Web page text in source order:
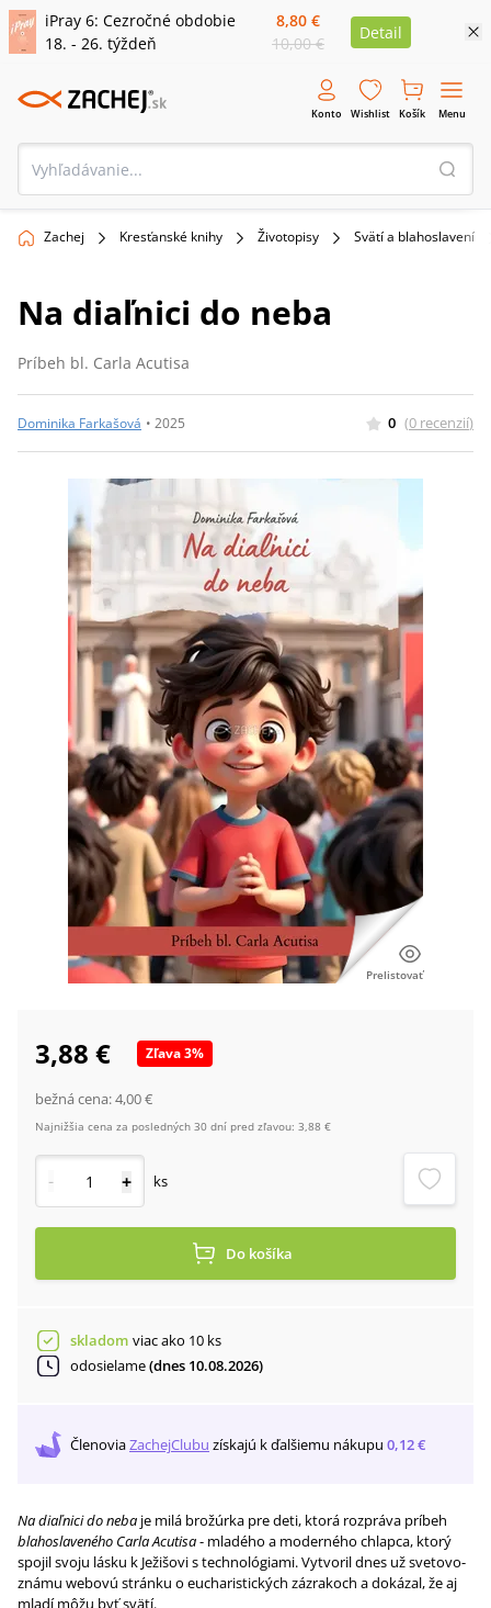
iPray 6: Cezročné obdobie
18. - 26. týždeň
8,80 €
10,00 €
Detail
Konto Wishlist Košík Menu
Zachej Kresťanské knihy Životopisy Svätí a blahoslavení
Na diaľnici do neba
Príbeh bl. Carla Acutisa
Dominika Farkašová • 2025 0 (0 recenzií)
Prelistovať
3,88 € Zľava3%
bežná cena:4,00 €
Najnižšia cena za posledných 30 dní pred zľavou: 3,88 €
- + ks
Do košíka
skladom viac ako 10 ks
odosielame(dnes 10.08.2026)
ČlenoviaZachejClubu získajú k ďalšiemu nákupu 0,12 €
Na diaľnici do neba je milá brožúrka pre deti, ktorá rozpráva príbeh
blahoslaveného Carla Acutisa- mladého a moderného chlapca, ktorý
spojil svoju lásku k Ježišovi s technológiami. Vytvoril dnes už svetovo-
známu webovú stránku o eucharistických zázrakoch a dokázal, že aj
mladí môžu byť svätí.